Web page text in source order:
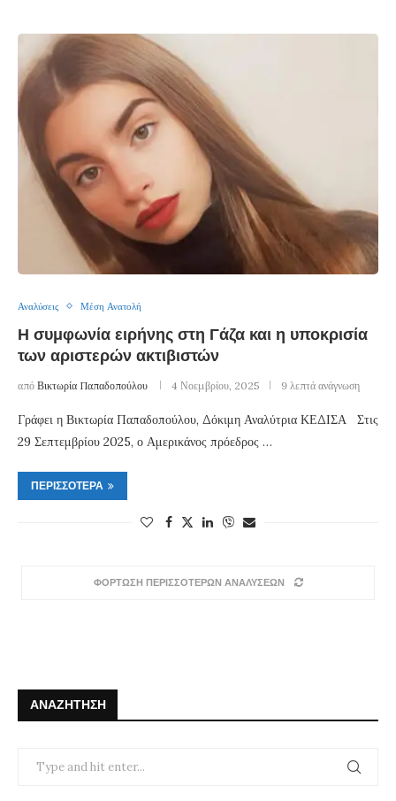
Αναλύσεις Μέση Ανατολή
Η συμφωνία ειρήνης στη Γάζα και η υποκρισία
των αριστερών ακτιβιστών
από Βικτωρία Παπαδοπούλου 4 Νοεμβρίου, 2025 9 λεπτά ανάγνωση
Γράφει η Βικτωρία Παπαδοπούλου, Δόκιμη Αναλύτρια ΚΕΔΙΣΑ Στις
29 Σεπτεμβρίου 2025, ο Αμερικάνος πρόεδρος …
ΠΕΡΙΣΣΌΤΕΡΑ
ΦΟΡΤΩΣΗ ΠΕΡΙΣΣΟΤΕΡΩΝ ΑΝΑΛΥΣΕΩΝ
ΑΝΑΖΉΤΗΣΗ